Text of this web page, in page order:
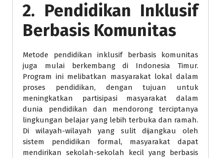
2. Pendidikan Inklusif
Berbasis Komunitas
Metode pendidikan inklusif berbasis komunitas
juga mulai berkembang di Indonesia Timur.
Program ini melibatkan masyarakat lokal dalam
proses pendidikan, dengan tujuan untuk
meningkatkan partisipasi masyarakat dalam
dunia pendidikan dan mendorong terciptanya
lingkungan belajar yang lebih terbuka dan ramah.
Di wilayah-wilayah yang sulit dijangkau oleh
sistem pendidikan formal, masyarakat dapat
mendirikan sekolah-sekolah kecil yang berbasis